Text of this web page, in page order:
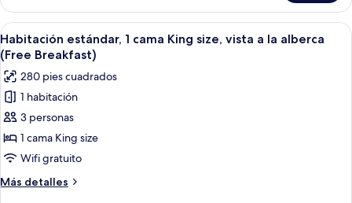
estándar
(Free
Breakfast)
Abrir
todas
las
fotos
de
Habitación
estándar,
1
cama
King
Habitación de hotel con cama, una
9
Habitación estándar, 1 cama King size, vista a la alberca
(Free Breakfast)
280 pies cuadrados
1 habitación
3 personas
1 cama King size
Wifi gratuito
Más detalles
Más